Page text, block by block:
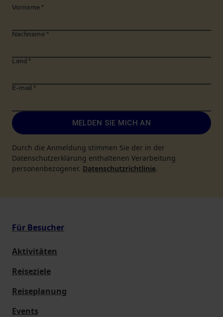
Vorname *
Nachname *
Land *
E-mail *
MELDEN SIE MICH AN
Durch die Anmeldung stimmen Sie der in der
Datenschutzerklärung enthaltenen Verarbeitung
personenbezogener. Datenschutzrichtlinie.
Für Besucher
Aktivitäten
Reiseziele
Reiseplanung
Events